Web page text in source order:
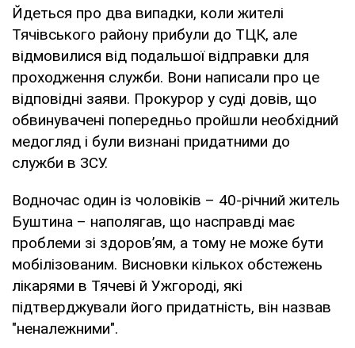
Йдеться про два випадки, коли жителі
Тячівського району прибули до ТЦК, але
відмовилися від подальшої відправки для
проходження служби. Вони написали про це
відповідні заяви. Прокурор у суді довів, що
обвинувачені попередньо пройшли необхідний
медогляд і були визнані придатними до
служби в ЗСУ.
Водночас один із чоловіків – 40-річний житель
Буштина – наполягав, що насправді має
проблеми зі здоров’ям, а тому не може бути
мобілізованим. Висновки кількох обстежень
лікарями в Тячеві й Ужгороді, які
підтверджували його придатність, він назвав
"неналежними".